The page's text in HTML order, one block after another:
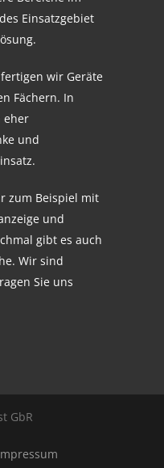
Einsatzgebiet
wir Geräte
Fächern. In
eher
und
zum Beispiel mit
und
gibt es auch
Wir sind
Sie uns
GbR